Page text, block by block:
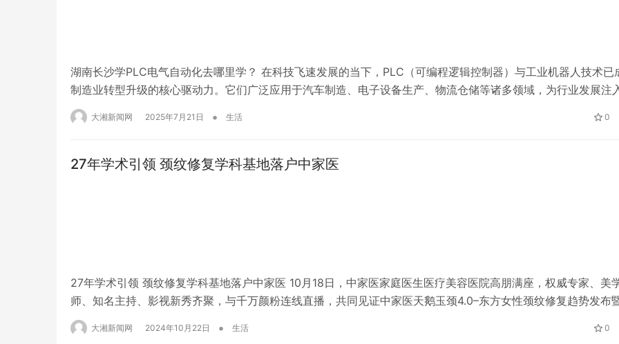
湖南长沙学PLC电气自动化去哪里学？ 在科技飞速发展的当下，PLC（可编程逻辑控制器）与工业机器人技术已
制造业转型升级的核心驱动力。它们广泛应用于汽车制造、电子设备生产、物流仓储等诸多领域，为行业发展注
强大动力。如果你有志投身这一充满前景的领域，那在湖南，湖南万通汽车学校无疑是学习 PLC 与工业机器人专
的不二之选。 雄厚实力，铸就专业发展基石 湖…
大湘新闻网 2025年7月21日 • 生活 0
27年学术引领 颈纹修复学科基地落户中家医
27年学术引领 颈纹修复学科基地落户中家医 10月18日，中家医家庭医生医疗美容医院高朋满座，权威专家、美
师、知名主持、影视新秀齐聚，与千万颜粉连线直播，共同见证中家医天鹅玉颈4.0–东方女性颈纹修复趋势发布
东省医学美容学会颈纹修复学科基地的正式揭牌。 大湾区卫视、触电新闻现场直播，微博、B站同步直播 学术引
领 造美中华 广东省医学美容学…
大湘新闻网 2024年10月22日 • 生活 0